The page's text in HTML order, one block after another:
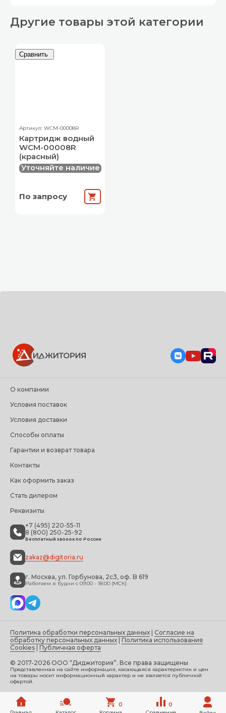
Другие товары этой категории
Сравнить
Артикул: WCM-00008R
Картридж водный
WCM-00008R
(красный)
Уточняйте наличие
По запросу
+7 (495) 220-55-11
8 (800) 250-25-92
Бесплатный звонок по России
zakaz@digitoria.ru
г. Москва, ул. Горбунова, 2с3, оф. B 619
Работаем в будни с 09:00 - 18:00 (МСК)
О компании
Условия поставок
Условия доставки
Способы оплаты
Гарантии и возврат товара
Контакты
Как оформить заказ
Стать дилером
Реквизиты
Политика обработки персональных данных
Согласие на
обработку персональных данных Политика использования
Cookies Публичная оферта
© 2017-2026 ООО “Диджитория”. Все права защищены
Представленная на сайте информация, касающаяся характеристик и цен
на товары носит информационный характер и не является публичной
офертой.
0
0